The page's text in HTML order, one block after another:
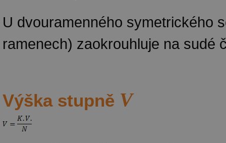
U dvouramenného symetrického
ramenech) zaokrouhluje na sudé
Výška stupně V